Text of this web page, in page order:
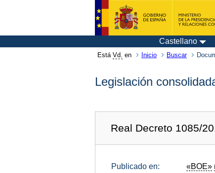
Castellano
Está Vd. en Inicio Buscar
Legislación
Real Decreto 1085/
Publicado en: «BOE»